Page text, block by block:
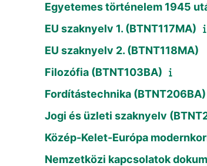
Egyetemes történelem 1945
EU szaknyelv 1. (BTNT117MA)
EU szaknyelv 2. (BTNT118MA)
Filozófia (BTNT103BA)
Fordítástechnika
Jogi és üzleti szaknyelv
Közép-Kelet-Európa
Nemzetközi kapcsolatok